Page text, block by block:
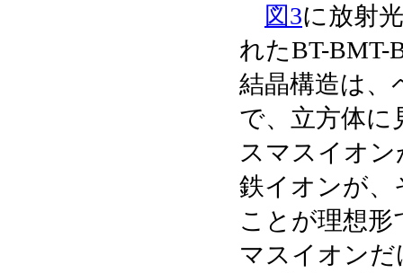
図3に放射
れたBT-BMT-
結晶構造は、
で、立方体に
スマスイオ
鉄イオンが、
ことが理想
マスイオン